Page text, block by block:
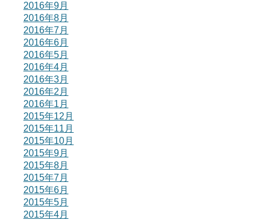
2016年9月
2016年8月
2016年7月
2016年6月
2016年5月
2016年4月
2016年3月
2016年2月
2016年1月
2015年12月
2015年11月
2015年10月
2015年9月
2015年8月
2015年7月
2015年6月
2015年5月
2015年4月